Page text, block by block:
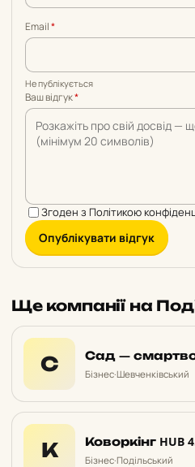
Email*
Не публікується
Ваш відгук*
Згоден з Політикою
Опублікувати відгук
Ще компанії на
С Сад —
Бізнес·Шевченківський
К Коворкінг HUB
Бізнес·Подільський